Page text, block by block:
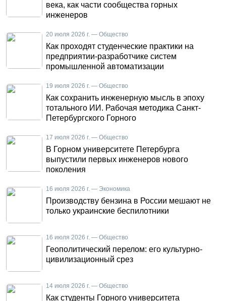
века, как части сообщества горных
инженеров
20 июля 2026 г. — Общество
Как проходят студенческие практики на
предприятии-разработчике систем
промышленной автоматизации
19 июля 2026 г. — Общество
Как сохранить инженерную мысль в эпоху
тотального ИИ. Рабочая методика Санкт-
Петербургского Горного
17 июля 2026 г. — Общество
В Горном университете Петербурга
выпустили первых инженеров нового
поколения
16 июля 2026 г. — Экономика
Производству бензина в России мешают не
только украинские беспилотники
16 июля 2026 г. — Общество
Геополитический перелом: его культурно-
цивилизационный срез
14 июля 2026 г. — Общество
Как студенты Горного университета